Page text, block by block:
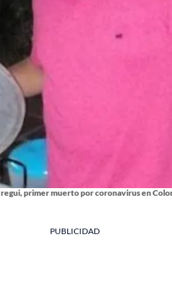
primer muerto por coronavirus en
PUBLICIDAD